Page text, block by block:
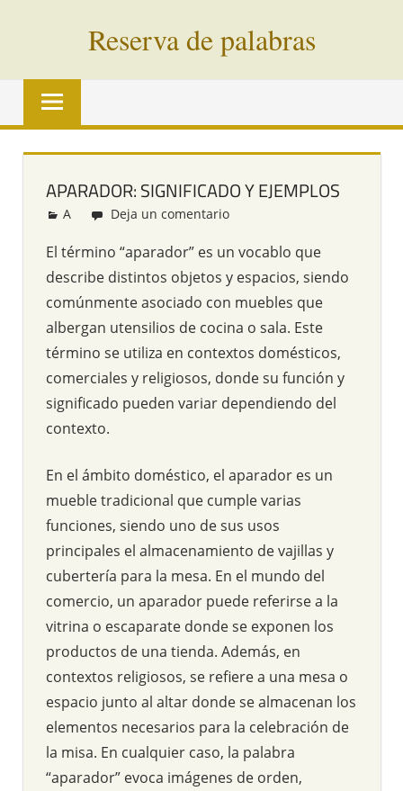
Reserva de palabras
Palabras
vías
todo
mundo
APARADOR: SIGNIFICADO Y EJEMPLOS
Redacción
A Deja un comentario
El término “aparador” es un vocablo que
describe distintos objetos y espacios, siendo
comúnmente asociado con muebles que
albergan utensilios de cocina o sala. Este
término se utiliza en contextos domésticos,
comerciales y religiosos, donde su función y
significado pueden variar dependiendo del
contexto.
En el ámbito doméstico, el aparador es un
mueble tradicional que cumple varias
funciones, siendo uno de sus usos
principales el almacenamiento de vajillas y
cubertería para la mesa. En el mundo del
comercio, un aparador puede referirse a la
vitrina o escaparate donde se exponen los
productos de una tienda. Además, en
contextos religiosos, se refiere a una mesa o
espacio junto al altar donde se almacenan los
elementos necesarios para la celebración de
la misa. En cualquier caso, la palabra
“aparador” evoca imágenes de orden,